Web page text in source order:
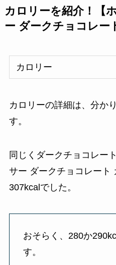
カロリーを紹介！【
ー ダークチョコレー
カロリー
カロリーの詳細は、分か
す。
同じくダークチョコレー
サー ダークチョコレート
307kcalでした。
おそらく、280か
す。